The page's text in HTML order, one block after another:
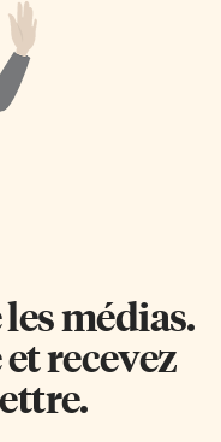
d’Alzheimer avait fait
dans les
à travers le Canada en
Mme Lavoie qui était
bilingue avait
son habileté de pouvoir
[…]
médias.
recevez